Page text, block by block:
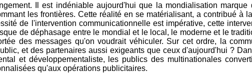
Il est indéniable aujourd'hui que la mondialisation
les frontières. Cette réalité en se matérialisant, a contribué à
de l'intervention communicationnelle est impérative, cette
de déphasage entre le mondial et le local, le moderne et le
des messages qu'on voudrait véhiculer. Sur cet ordre, la
et des partenaires aussi exigeants que ceux d'aujourd'hui ?
et développementaliste, les publics des multinationales
qu'aux opérations publicitaires.